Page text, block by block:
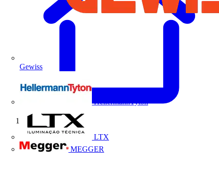
Gewiss
HellermannTyton
LTX
MEGGER
Início